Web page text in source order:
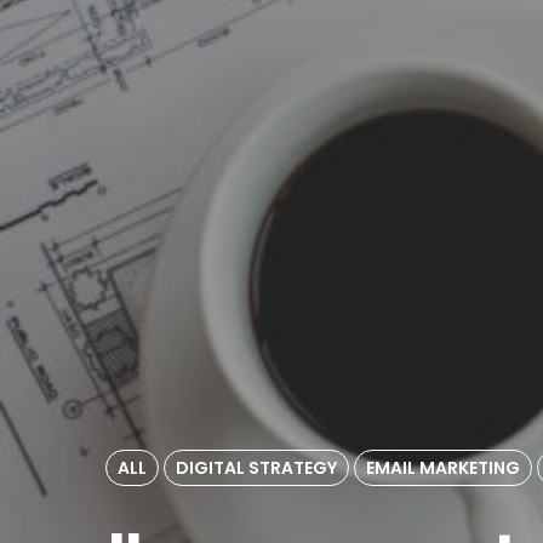
ALL DIGITAL STRATEGY EMAIL MARKETING